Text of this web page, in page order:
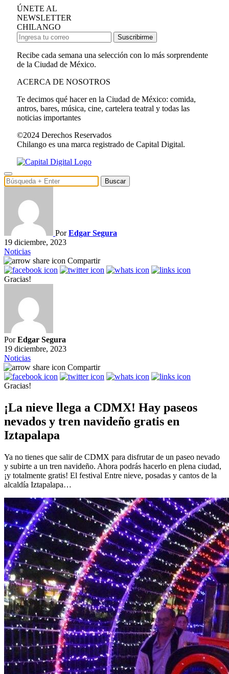
ÚNETE AL
NEWSLETTER
CHILANGO
Suscribirme
Recibe cada semana una selección con lo más sorprendente
de la Ciudad de México.
ACERCA DE NOSOTROS
Te decimos qué hacer en la Ciudad de México: comida,
antros, bares, música, cine, cartelera teatral y todas las
noticias importantes
©2024 Derechos Reservados
Chilango es una marca registrado de Capital Digital.
Buscar
PorEdgar Segura
19 diciembre, 2023
Noticias
Compartir
Gracias!
PorEdgar Segura
19 diciembre, 2023
Noticias
Compartir
Gracias!
¡La nieve llega a CDMX! Hay paseos
nevados y tren navideño gratis en
Iztapalapa
Ya no tienes que salir de CDMX para disfrutar de un paseo nevado
y subirte a un tren navideño. Ahora podrás hacerlo en plena ciudad,
¡y totalmente gratis! El festival Entre nieve, posadas y cantos de la
alcaldía Iztapalapa…